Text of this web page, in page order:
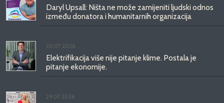
Daryl Upsall: Ništa ne može zamijeniti ljudski odnos
između donatora i humanitarnih organizacija
30.07.2026.
Elektrifikacija više nije pitanje klime. Postala je
pitanje ekonomije.
29.07.2026.